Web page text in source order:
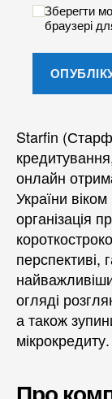
Зберегти
браузері
Starfin
онлайн
України
організація
перспективі,
огляді
а також
мікрокредиту.